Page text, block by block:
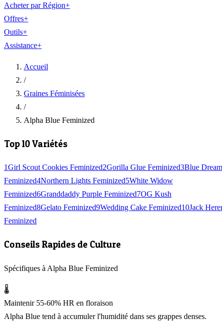
Acheter par Région+
Offres+
Outils+
Assistance+
Accueil
/
Graines Féminisées
/
Alpha Blue Feminized
Top 10 Variétés
1Girl Scout Cookies Feminized2Gorilla Glue Feminized3Blue Dream
Feminized4Northern Lights Feminized5White Widow
Feminized6Granddaddy Purple Feminized7OG Kush
Feminized8Gelato Feminized9Wedding Cake Feminized10Jack
Feminized
Conseils Rapides de Culture
Spécifiques à Alpha Blue Feminized
🌡️
Maintenir 55-60% HR en floraison
Alpha Blue tend à accumuler l'humidité dans ses grappes denses.